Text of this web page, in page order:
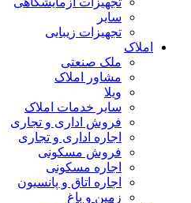
سایر
تجهیزات زیبایی
املاک
ملک صنعتی
مشاور املاک
ویلا
سایر خدمات املاک
فروش اداری و تجاری
اجاره اداری و تجاری
فروش مسکونی
اجاره مسکونی
اجاره اتاق و پانسیون
زمین و باغ